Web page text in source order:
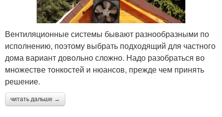
Вентиляционные системы бывают разнообразными по
исполнению, поэтому выбрать подходящий для частного
дома вариант довольно сложно. Надо разобраться во
множестве тонкостей и нюансов, прежде чем принять
решение.
читать дальше →